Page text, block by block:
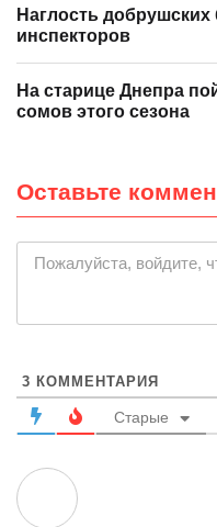
Наглость
инспекторов
На старице Днепра
сомов этого сезона
Оставьте
Пожалуйста, войдите,
3 КОММЕНТАРИЯ
Старые